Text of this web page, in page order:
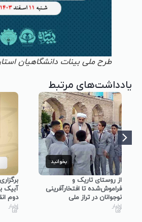
طرح ملی بینات دانشگاهیان استان
یادداشت‌های مرتبط
بخوانید
از روستای تاریک و
فراموش‌شده تا افتخارآفرینی
نوجوانان در تراز ملی
برگزاری
آبیک با
دوم